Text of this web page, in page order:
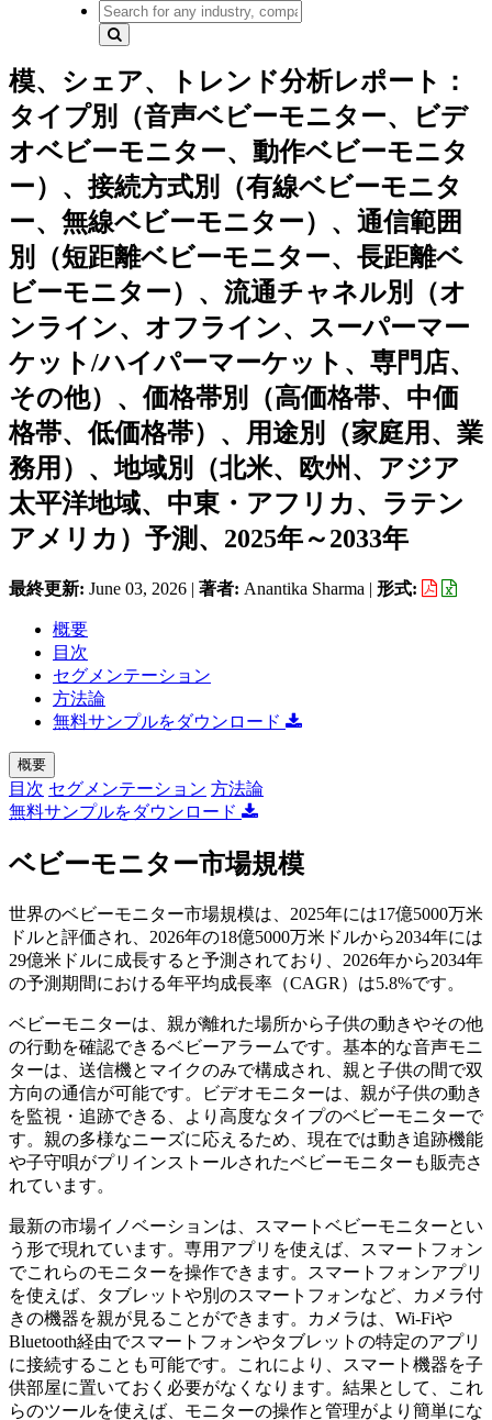
模、シェア、トレンド分析レポート：
タイプ別（音声ベビーモニター、ビデ
オベビーモニター、動作ベビーモニタ
ー）、接続方式別（有線ベビーモニタ
ー、無線ベビーモニター）、通信範囲
別（短距離ベビーモニター、長距離ベ
ビーモニター）、流通チャネル別（オ
ンライン、オフライン、スーパーマー
ケット/ハイパーマーケット、専門店、
その他）、価格帯別（高価格帯、中価
格帯、低価格帯）、用途別（家庭用、業
務用）、地域別（北米、欧州、アジア
太平洋地域、中東・アフリカ、ラテン
アメリカ）予測、2025年～2033年
最終更新: June 03, 2026 | 著者: Anantika Sharma | 形式:
概要
目次
セグメンテーション
方法論
無料サンプルをダウンロード
概要
目次 セグメンテーション 方法論
無料サンプルをダウンロード
ベビーモニター市場規模
世界のベビーモニター市場規模は、2025年には17億5000万米
ドルと評価され、2026年の18億5000万米ドルから2034年には
29億米ドルに成長すると予測されており、2026年から2034年
の予測期間における年平均成長率（CAGR）は5.8%です。
ベビーモニターは、親が離れた場所から子供の動きやその他
の行動を確認できるベビーアラームです。基本的な音声モニ
ターは、送信機とマイクのみで構成され、親と子供の間で双
方向の通信が可能です。ビデオモニターは、親が子供の動き
を監視・追跡できる、より高度なタイプのベビーモニターで
す。親の多様なニーズに応えるため、現在では動き追跡機能
や子守唄がプリインストールされたベビーモニターも販売さ
れています。
最新の市場イノベーションは、スマートベビーモニターとい
う形で現れています。専用アプリを使えば、スマートフォン
でこれらのモニターを操作できます。スマートフォンアプリ
を使えば、タブレットや別のスマートフォンなど、カメラ付
きの機器を親が見ることができます。カメラは、Wi-Fiや
Bluetooth経由でスマートフォンやタブレットの特定のアプリ
に接続することも可能です。これにより、スマート機器を子
供部屋に置いておく必要がなくなります。結果として、これ
らのツールを使えば、モニターの操作と管理がより簡単にな